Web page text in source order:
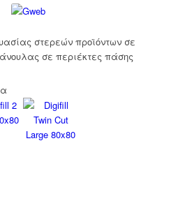
στερεών προϊόντων σε
σε περιέκτες πάσης